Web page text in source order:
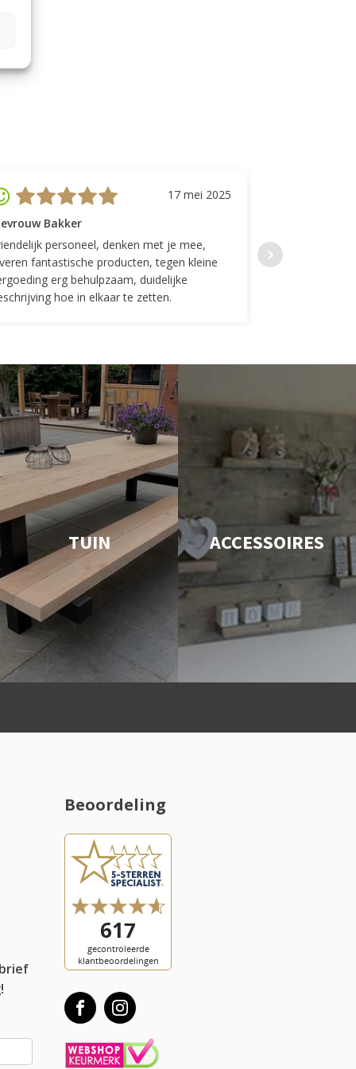
17 mei 2025
Bakker
personeel, denken met je mee,
fantastische producten, tegen kleine
erg behulpzaam, duidelijke
hoe in elkaar te zetten.
Top geregeld!
indelingen die
TUIN ACCESSOIRES
Beoordeling